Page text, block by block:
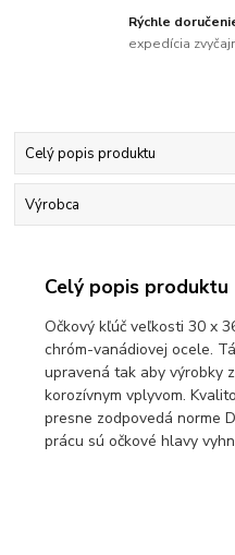
Rýchle
expedícia
Celý popis produktu
Výrobca
Celý popis produktu
Očkový kľúč veľkosti 30 x
chróm-vanádiovej ocele.
upravená tak aby výrobky
korozívnym vplyvom.
presne zodpovedá norme
prácu sú očkové hlavy